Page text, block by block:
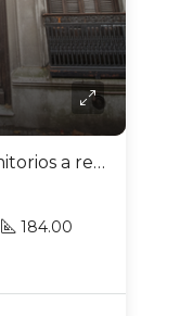
Casa en venta de 3 dormitorios a reciclar en Parque Rodó
184.00